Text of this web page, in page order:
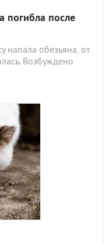
погибла после
напала обезьяна, от
Возбуждено